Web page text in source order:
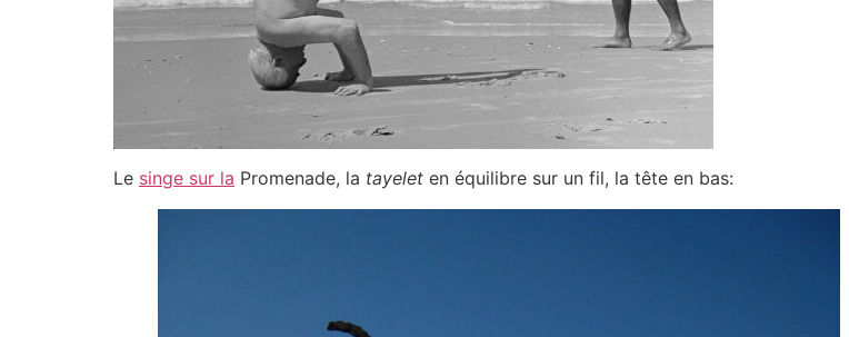
Le singe sur la Promenade, la tayelet en équilibre sur un fil, la tête en bas: